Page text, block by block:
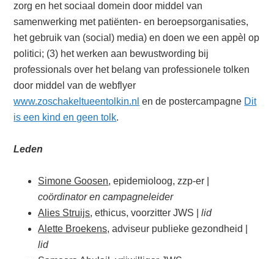
zorg en het sociaal domein door middel van
samenwerking met patiënten- en beroepsorganisaties,
het gebruik van (social) media) en doen we een appèl op
politici; (3) het werken aan bewustwording bij
professionals over het belang van professionele tolken
door middel van de webflyer
www.zoschakeltueentolkin.nl en de postercampagne Dit
is een kind en geen tolk.
Leden
Simone Goosen, epidemioloog, zzp-er |
coördinator en campagneleider
Alies Struijs, ethicus, voorzitter JWS |
lid
Alette Broekens, adviseur publieke gezondheid |
lid